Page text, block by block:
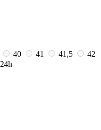
40 41 41,5
42
24h